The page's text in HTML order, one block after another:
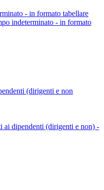
- in formato tabellare
indeterminato - in formato
(dirigenti e non
ai dipendenti (dirigenti e non) -